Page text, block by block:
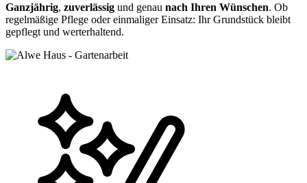
Ganzjährig, zuverlässig und genau nach Ihren Wünschen. Ob
regelmäßige Pflege oder einmaliger Einsatz: Ihr Grundstück bleibt
gepflegt und werterhaltend.